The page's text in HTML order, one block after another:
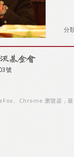
分
號
、Chrome 瀏覽器，最